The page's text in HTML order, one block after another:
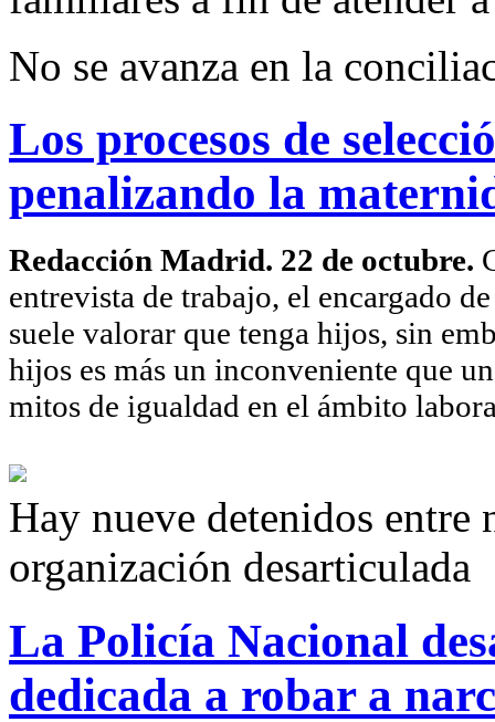
No se avanza en la
Los procesos de
penalizando la
Redacción Madrid. 22 de octubre.
entrevista de trabajo, el encargado
suele valorar que tenga hijos, sin
hijos es más un inconveniente que
mitos de igualdad en el ámbito
Hay nueve detenidos entre
organización desarticulada
La Policía Nacional
dedicada a robar a